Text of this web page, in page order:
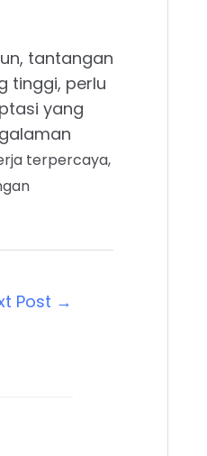
tantangan
tinggi, perlu
yang
terpercaya,
Post →